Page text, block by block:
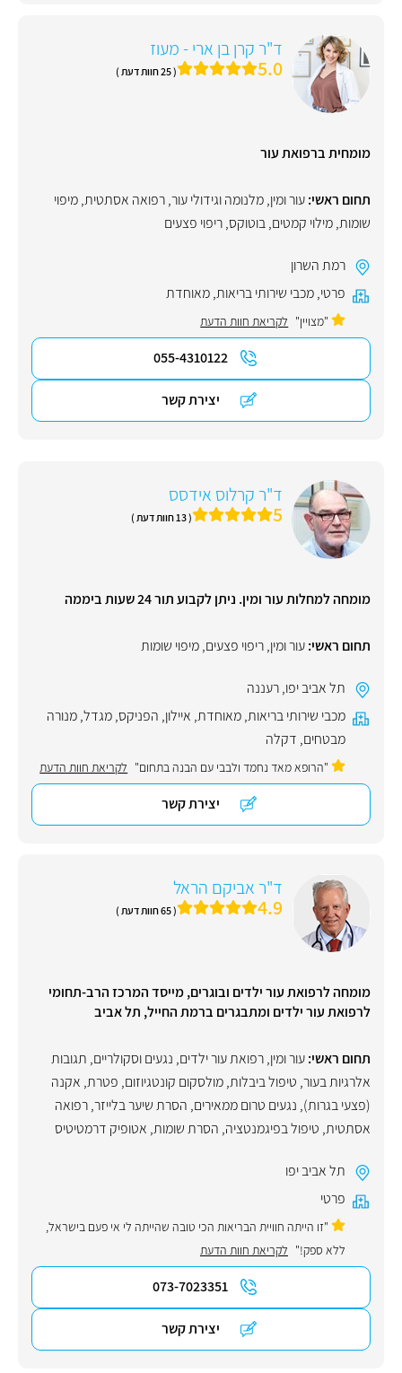
ד"ר קרן בן ארי - מעוז
5.0 ( 25 חוות דעת )
מומחית ברפואת עור
תחום ראשי:עור ומין,מלנומה וגידולי עור,רפואה אסתטית,מיפוי
שומות,מילוי קמטים,בוטוקס,ריפוי פצעים
רמת השרון
פרטי,מכבי שירותי בריאות,מאוחדת
"מצויין" לקריאת חוות הדעת
055-4310122
יצירת קשר
ד"ר קרלוס אידסס
5 ( 13 חוות דעת )
מומחה למחלות עור ומין. ניתן לקבוע תור 24 שעות ביממה
תחום ראשי:עור ומין,ריפוי פצעים,מיפוי שומות
תל אביב יפו,רעננה
מכבי שירותי בריאות,מאוחדת, איילון, הפניקס,מגדל,מנורה
מבטחים, דקלה
"הרופא מאד נחמד ולבבי עם הבנה בתחום" לקריאת חוות הדעת
יצירת קשר
ד"ר אביקם הראל
4.9 ( 65 חוות דעת )
מומחה לרפואת עור ילדים ובוגרים, מייסד המרכז הרב-תחומי
לרפואת עור ילדים ומתבגרים ברמת החייל, תל אביב
תחום ראשי:עור ומין,רפואת עור ילדים, נגעים וסקולריים, תגובות
אלרגיות בעור, טיפול ביבלות,מולסקום קונטגיוזום, פטרת, אקנה
(פצעי בגרות), נגעים טרום ממאירים, הסרת שיער בלייזר,רפואה
אסתטית, טיפול בפיגמנטציה, הסרת שומות, אטופיק דרמטיטיס
תל אביב יפו
פרטי
"זו הייתה חוויית הבריאות הכי טובה שהייתה לי אי פעם בישראל,
ללא ספק!" לקריאת חוות הדעת
073-7023351
יצירת קשר